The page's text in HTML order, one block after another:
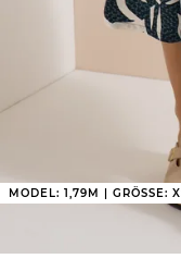
MODEL: 1,79M | GRÖSSE: XS